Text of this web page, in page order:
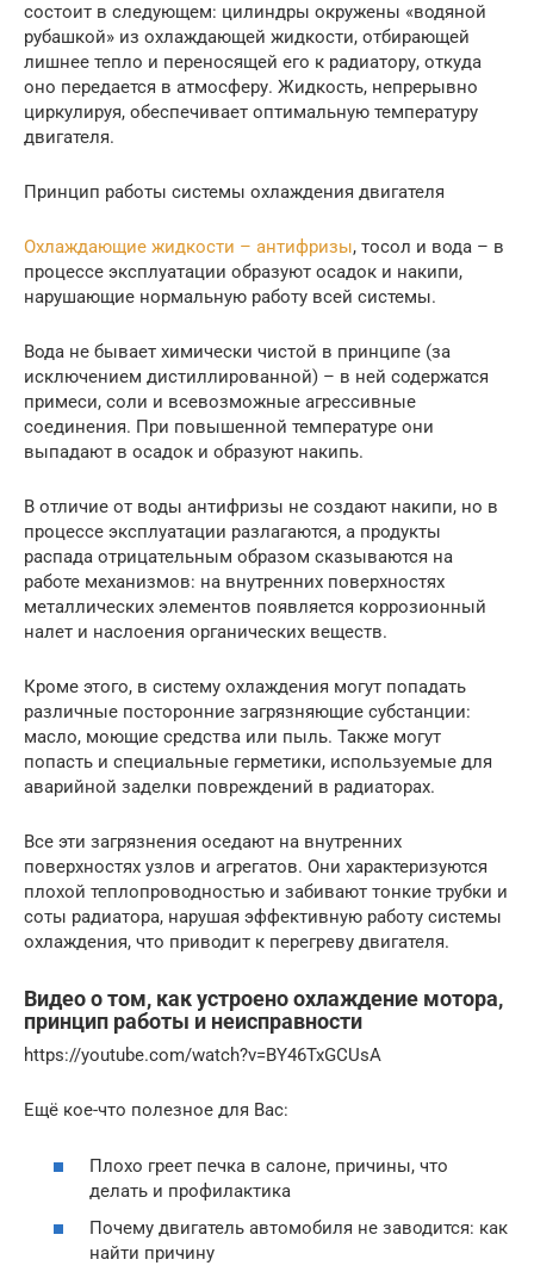
состоит в следующем: цилиндры окружены «водяной
рубашкой» из охлаждающей жидкости, отбирающей
лишнее тепло и переносящей его к радиатору, откуда
оно передается в атмосферу. Жидкость, непрерывно
циркулируя, обеспечивает оптимальную температуру
двигателя.
Принцип работы системы охлаждения двигателя
Охлаждающие жидкости – антифризы, тосол и вода – в
процессе эксплуатации образуют осадок и накипи,
нарушающие нормальную работу всей системы.
Вода не бывает химически чистой в принципе (за
исключением дистиллированной) – в ней содержатся
примеси, соли и всевозможные агрессивные
соединения. При повышенной температуре они
выпадают в осадок и образуют накипь.
В отличие от воды антифризы не создают накипи, но в
процессе эксплуатации разлагаются, а продукты
распада отрицательным образом сказываются на
работе механизмов: на внутренних поверхностях
металлических элементов появляется коррозионный
налет и наслоения органических веществ.
Кроме этого, в систему охлаждения могут попадать
различные посторонние загрязняющие субстанции:
масло, моющие средства или пыль. Также могут
попасть и специальные герметики, используемые для
аварийной заделки повреждений в радиаторах.
Все эти загрязнения оседают на внутренних
поверхностях узлов и агрегатов. Они характеризуются
плохой теплопроводностью и забивают тонкие трубки и
соты радиатора, нарушая эффективную работу системы
охлаждения, что приводит к перегреву двигателя.
Видео о том, как устроено охлаждение мотора,
принцип работы и неисправности
https://youtube.com/watch?v=BY46TxGCUsA
Ещё кое-что полезное для Вас:
Плохо греет печка в салоне, причины, что
делать и профилактика
Почему двигатель автомобиля не заводится: как
найти причину